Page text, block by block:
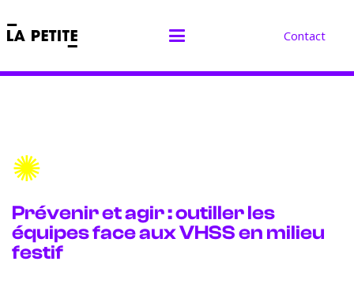
Contact
✺
Prévenir et agir : outiller les
équipes face aux VHSS en milieu
festif